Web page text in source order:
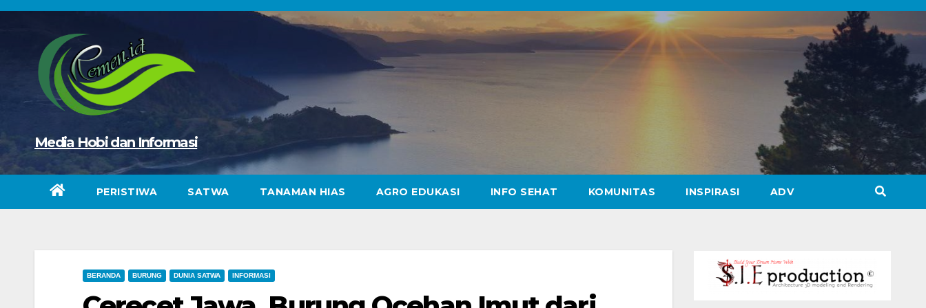
Skip
Media Hobi dan Informasi
PERISTIWA SATWA TANAMAN HIAS AGRO EDUKASI INFO SEHAT KOMUNITAS INSPIRASI ADV
BERANDA BURUNG DUNIA SATWA INFORMASI